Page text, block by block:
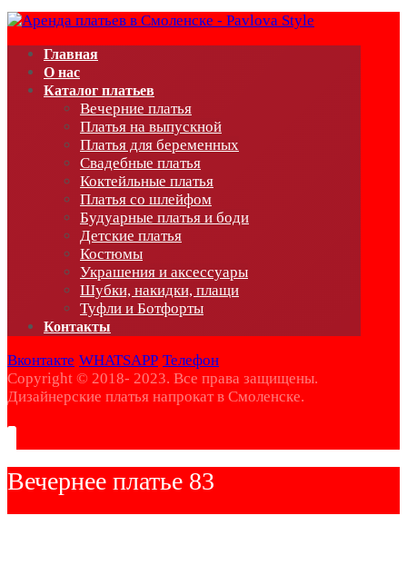
Главная
О нас
Каталог платьев
Вечерние платья
Платья на выпускной
Платья для беременных
Свадебные платья
Коктейльные платья
Платья со шлейфом
Будуарные платья и боди
Детские платья
Костюмы
Украшения и аксессуары
Шубки, накидки, плащи
Туфли и Ботфорты
Контакты
Вконтакте WHATSAPP Телефон
Copyright © 2018- 2023. Все права защищены.
Дизайнерские платья напрокат в Смоленске.
Вечернее платье 83